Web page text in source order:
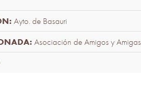
Ayto. de Basauri
Asociación de Amigos y